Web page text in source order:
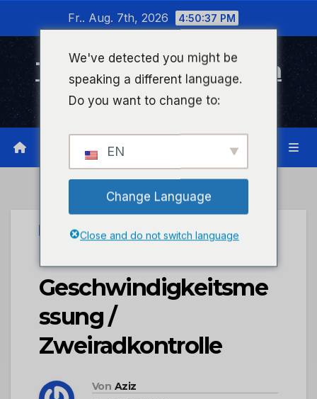
wechseln
Fr.. Aug. 7th, 2026 4:50:37 PM
Timeline Bad Kreuznach
Infonetzwerk für Bad Kreuznach
UNCATEGORIZED
POL-PIBIN:
Geschwindigkeitsme
ssung /
Zweiradkontrolle
Von Aziz
We've detected you might be
speaking a different language.
Do you want to change to:
EN
Change Language
Close and do not switch language